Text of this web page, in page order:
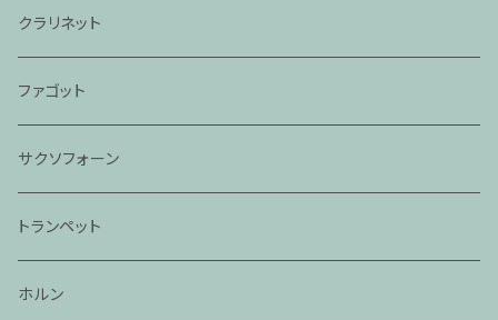
クラリネット
ファゴット
サクソフォーン
トランペット
ホルン